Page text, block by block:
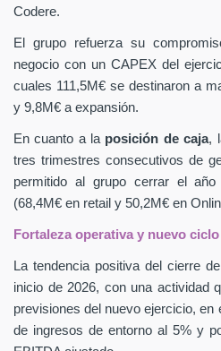
Codere.
El grupo refuerza su
negocio con un CAPEX del
cuales 111,5M€ se destinaron a
y 9,8M€ a expansión.
En cuanto a la posición de caja,
tres trimestres consecutivos de
permitido al grupo cerrar el
(68,4M€ en retail y 50,2M€ en
Fortaleza operativa y nuevo
La tendencia positiva del cierre
inicio de 2026, con una actividad
previsiones del nuevo ejercicio, en
de ingresos de entorno al 5% y